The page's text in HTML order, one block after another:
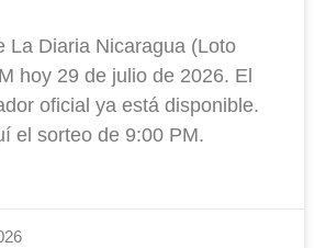
La Diaria Nicaragua (Loto
hoy 29 de julio de 2026. El
oficial ya está disponible.
el sorteo de 9:00 PM.